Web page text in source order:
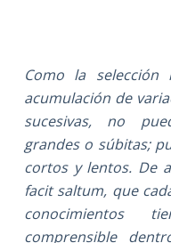
Como la
acumulación de
sucesivas, no
grandes o súbitas;
cortos y lentos. De
facit saltum, que
conocimientos
comprensible